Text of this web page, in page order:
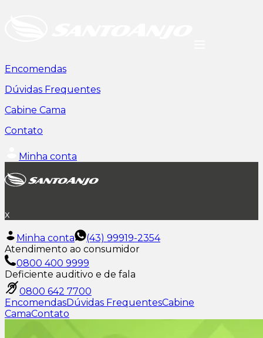
Encomendas
Dúvidas Frequentes
Cabine Cama
Contato
Minha conta
x
Minha conta
(43) 99919-2354
Atendimento ao consumidor
0800 400 9999
Deficiente auditivo e de fala
0800 642 7700
EncomendasDúvidas FrequentesCabine
CamaContato